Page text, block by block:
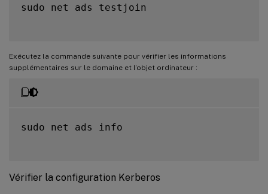
sudo net ads testjoin
Exécutez la commande suivante pour vérifier les informations
supplémentaires sur le domaine et l’objet ordinateur :
sudo net ads info
Vérifier la configuration Kerberos